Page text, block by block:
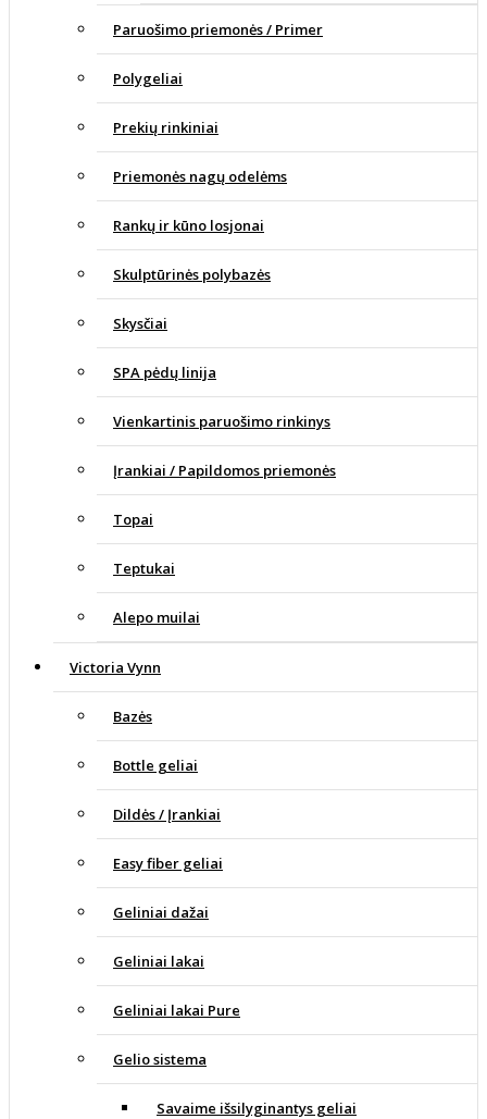
Paruošimo priemonės / Primer
Polygeliai
Prekių rinkiniai
Priemonės nagų odelėms
Rankų ir kūno losjonai
Skulptūrinės polybazės
Skysčiai
SPA pėdų linija
Vienkartinis paruošimo rinkinys
Įrankiai / Papildomos priemonės
Topai
Teptukai
Alepo muilai
Victoria Vynn
Bazės
Bottle geliai
Dildės / Įrankiai
Easy fiber geliai
Geliniai dažai
Geliniai lakai
Geliniai lakai Pure
Gelio sistema
Savaime išsilyginantys geliai